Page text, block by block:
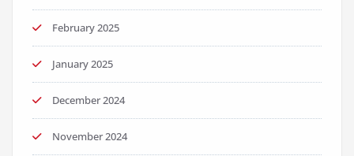
February 2025
January 2025
December 2024
November 2024